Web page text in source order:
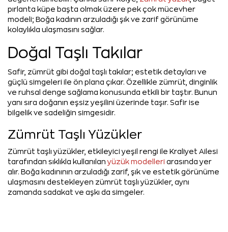
pırlanta küpe başta olmak üzere pek çok mücevher
modeli; Boğa kadının arzuladığı şık ve zarif görünüme
kolaylıkla ulaşmasını sağlar.
Doğal Taşlı Takılar
Safir, zümrüt gibi doğal taşlı takılar; estetik detayları ve
güçlü simgeleri ile ön plana çıkar. Özellikle zümrüt, dinginlik
ve ruhsal denge sağlama konusunda etkili bir taştır. Bunun
yanı sıra doğanın eşsiz yeşilini üzerinde taşır. Safir ise
bilgelik ve sadeliğin simgesidir.
Zümrüt Taşlı Yüzükler
Zümrüt taşlı yüzükler, etkileyici yeşil rengi ile Kraliyet Ailesi
tarafından sıklıkla kullanılanyüzük modelleri arasında yer
alır. Boğa kadınının arzuladığı zarif, şık ve estetik görünüme
ulaşmasını destekleyen zümrüt taşlı yüzükler, aynı
zamanda sadakat ve aşkı da simgeler.